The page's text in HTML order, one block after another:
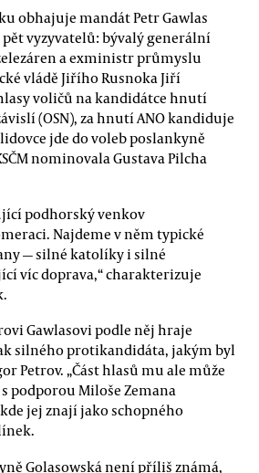
obhajuje mandát Petr Gawlas
pět vyzyvatelů: bývalý generální
a exministr průmyslu
vládě Jiřího Rusnoka Jiří
voličů na kandidátce hnutí
(OSN), za hnutí ANO kandiduje
jde do voleb poslankyně
nominovala Gustava Pilcha
podhorský venkov
Najdeme v něm typické
— silné katolíky i silné
víc doprava,“ charakterizuje
Gawlasovi podle něj hraje
silného protikandidáta, jakým byl
Petrov. „Část hlasů mu ale může
podporou Miloše Zemana
jej znají jako schopného
Golasowská není příliš známá,